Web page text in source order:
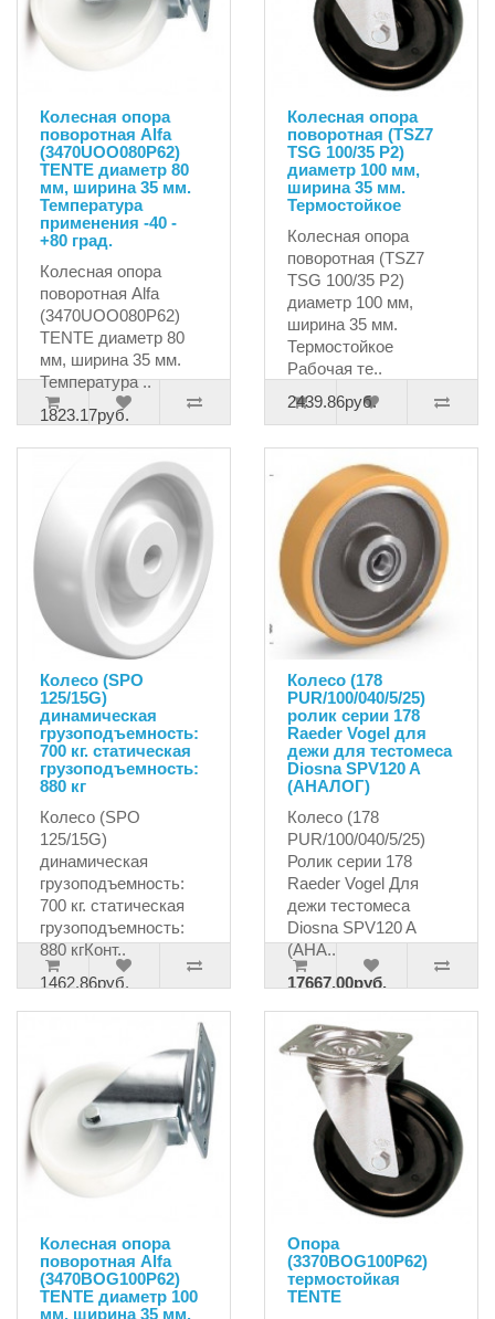
Колесная опора
поворотная Alfa
(3470UOO080P62)
TENTE диаметр 80
мм, ширина 35 мм.
Температура
применения -40 -
+80 град.
Колесная опора
поворотная Alfa
(3470UOO080P62)
TENTE диаметр 80
мм, ширина 35 мм.
Температура ..
1823.17руб.
Колесная опора
поворотная (TSZ7
TSG 100/35 P2)
диаметр 100 мм,
ширина 35 мм.
Термостойкое
Колесная опора
поворотная (TSZ7
TSG 100/35 P2)
диаметр 100 мм,
ширина 35 мм.
Термостойкое
Рабочая те..
2439.86руб.
Колесо (SPO
125/15G)
динамическая
грузоподъемность:
700 кг. статическая
грузоподъемность:
880 кг
Колесо (SPO
125/15G)
динамическая
грузоподъемность:
700 кг. статическая
грузоподъемность:
880 кгКонт..
1462.86руб.
Колесо (178
PUR/100/040/5/25)
ролик серии 178
Raeder Vogel для
дежи для тестомеса
Diosna SPV120 A
(АНАЛОГ)
Колесо (178
PUR/100/040/5/25)
Ролик серии 178
Raeder Vogel Для
дежи тестомеса
Diosna SPV120 A
(АНА..
17667.00руб.
Колесная опора
поворотная Alfa
(3470BOG100P62)
TENTE диаметр 100
мм, ширина 35 мм.
Опора
(3370BOG100P62)
термостойкая
TENTE